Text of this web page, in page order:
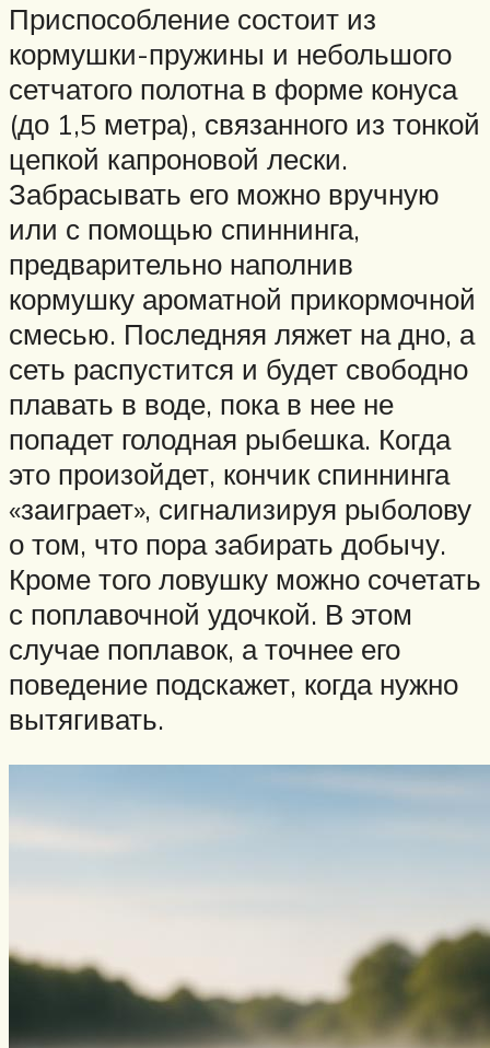
Приспособление состоит из
кормушки-пружины и небольшого
сетчатого полотна в форме конуса
(до 1,5 метра), связанного из тонкой
цепкой капроновой лески.
Забрасывать его можно вручную
или с помощью спиннинга,
предварительно наполнив
кормушку ароматной прикормочной
смесью. Последняя ляжет на дно, а
сеть распустится и будет свободно
плавать в воде, пока в нее не
попадет голодная рыбешка. Когда
это произойдет, кончик спиннинга
«заиграет», сигнализируя рыболову
о том, что пора забирать добычу.
Кроме того ловушку можно сочетать
с поплавочной удочкой. В этом
случае поплавок, а точнее его
поведение подскажет, когда нужно
вытягивать.